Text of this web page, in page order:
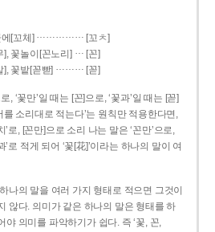
[꼬체] …………… [꼬ㅊ]
], 꽃놀이[꼰노리] … [꼰]
], 꽃밭[꼳빧] ……… [꼳]
, ‘꽃만’일 때는 [꼰]으로, ‘꽃과’일 때는 [꼳]
를 소리대로 적는다’는 원칙만 적용한다면,
’로, [꼰만]으로 소리 나는 말은 ‘꼰만’으로,
’로 적게 되어 ‘꽃[花]’이라는 하나의 말이 여
나의 말을 여러 가지 형태로 적으면 그것이
않다. 의미가 같은 하나의 말은 형태를 하
야 의미를 파악하기가 쉽다. 즉 ‘꽃, 꼰,